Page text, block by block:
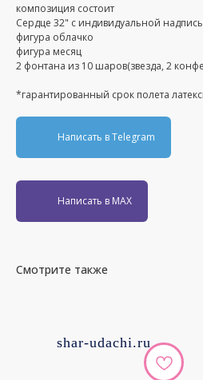
композиция состоит
Сердце 32" с индивидуальной
фигура облачко
фигура месяц
2 фонтана из 10 шаров(звезда, 2
*гарантированный срок полета
Написать в Telegram
Написать в MAX
Смотрите также
shar-udachi.ru